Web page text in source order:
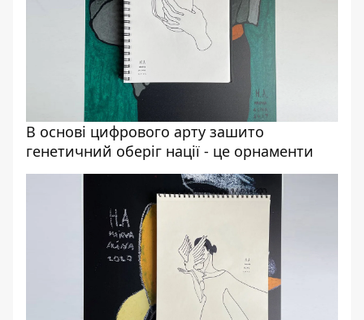
В основі цифрового арту зашито
генетичний оберіг нації - це орнаменти